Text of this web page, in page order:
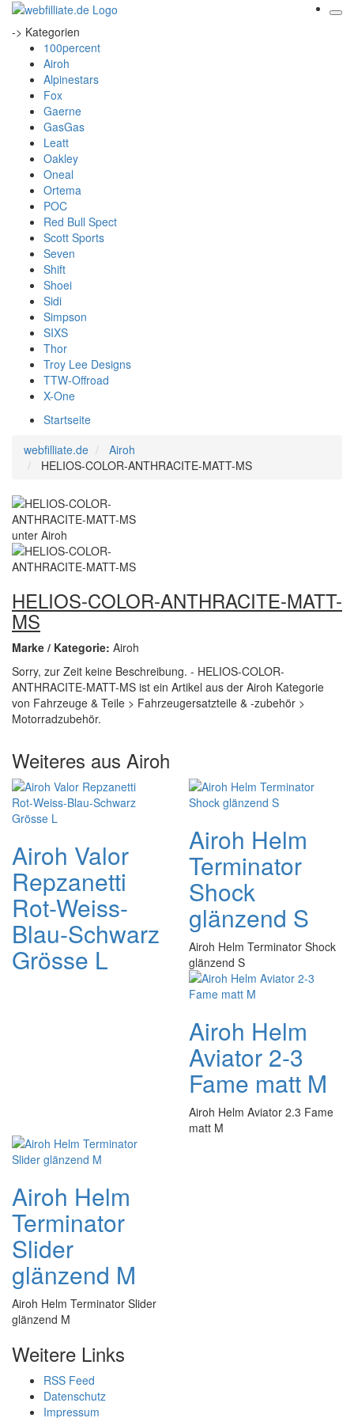
-> Kategorien
100percent
Airoh
Alpinestars
Fox
Gaerne
GasGas
Leatt
Oakley
Oneal
Ortema
POC
Red Bull Spect
Scott Sports
Seven
Shift
Shoei
Sidi
Simpson
SIXS
Thor
Troy Lee Designs
TTW-Offroad
X-One
Startseite
webfilliate.de
Airoh
HELIOS-COLOR-ANTHRACITE-MATT-MS
HELIOS-COLOR-ANTHRACITE-MATT-
MS
Marke / Kategorie: Airoh
Sorry, zur Zeit keine Beschreibung. - HELIOS-COLOR-
ANTHRACITE-MATT-MS ist ein Artikel aus der Airoh Kategorie
von Fahrzeuge & Teile > Fahrzeugersatzteile & -zubehör >
Motorradzubehör.
Weiteres aus Airoh
Airoh Valor
Repzanetti
Rot-Weiss-
Blau-Schwarz
Grösse L
Airoh Helm
Terminator
Shock
glänzend S
Airoh Helm Terminator Shock
glänzend S
Airoh Helm
Aviator 2-3
Fame matt M
Airoh Helm Aviator 2.3 Fame
matt M
Airoh Helm
Terminator
Slider
glänzend M
Airoh Helm Terminator Slider
glänzend M
Weitere Links
RSS Feed
Datenschutz
Impressum